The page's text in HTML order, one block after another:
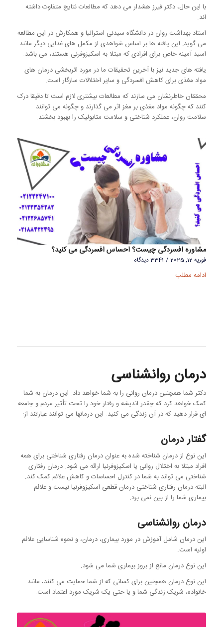
با این حال، دکتر فیرز هشدار می دهد که مطالعات نتایج متفاوت داشته
اند.
استاد بهداشت روان در دانشگاه سیدنی استرالیا و همکارش در این مطالعه
می گوید: این یافته ها بر اساس شواهدی از مکمل های غذایی دیگر مانند
اسید آمینه خاص برای افرادی که مبتلا به اسکیزوفرنی هستند، می باشد.
یافته های جدید نیز با آخرین تحقیقات ما در مورد اثربخشی درمان های
مواد مغذی برای کاهش افسردگی و سایر اختلالات سازگار است.
محققان خاطرنشان می سازند که مطالعات بیشتری لازم است تا دقیقا درک
کنند که چگونه مواد مغذی بر مغز اثر می گذارند و چگونه می توانند
سلامت روان، عملکرد شناختی و سلامت متابولیک را بهبود بخشند.
مشاوره افسردگی چیست؟ احساس افسردگی می کنید؟
فوریه 12, 2025 / 3341 دیدگاه
ادامه مطلب
درمان روانشناسی
دکتر شما همچنین درمان روانی را به شما خواهد داد. این درمان به شما
کمک خواهد کرد که چقدر اندیشه و رفتار خود را تحت تأثیر مردم و جامعه
ای قرار دهید که در آن زندگی می کنید. این درمانها می توانند عبارتند از:
گفتار درمان
این نوع از درمان شناخته شده به عنوان درمان رفتاری شناختی برای همه
افراد مبتلا به اختلال روانی یا اسکیزوفرنیا ارائه می شود. درمان رفتاری
شناختی می تواند به شما در کنترل احساسات و کاهش علائم کمک کند.
البته درمان رفتاری شناختی درمان قطعی اسکیزوفرنیا نیست و علائم
بیماری شما را از بین نمی برد.
درمان روانشناسی
این درمان شامل آموزش در مورد بیماری، درمان، و نحوه شناسایی علائم
اولیه است.
این نوع درمان مانع از بروز بیماری شما می شود.
این نوع درمان همچنین برای کسانی که از شما حمایت می کنند، مانند
خانواده، شریک زندگی شما و یا حتی یک شریک مورد اعتماد است.